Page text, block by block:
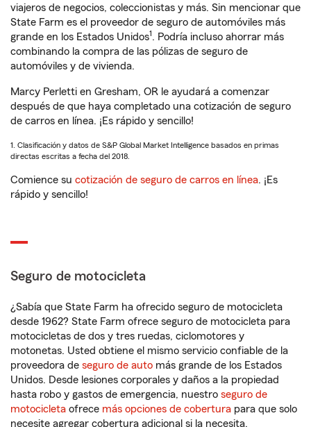
viajeros de negocios, coleccionistas y más. Sin mencionar que
State Farm es el proveedor de seguro de automóviles más
grande en los Estados Unidos1. Podría incluso ahorrar más
combinando la compra de las pólizas de seguro de
automóviles y de vivienda.
Marcy Perletti en Gresham, OR le ayudará a comenzar
después de que haya completado una cotización de seguro
de carros en línea. ¡Es rápido y sencillo!
1. Clasificación y datos de S&P Global Market Intelligence basados en primas
directas escritas a fecha del 2018.
Comience su cotización de seguro de carros en línea. ¡Es
rápido y sencillo!
Seguro de motocicleta
¿Sabía que State Farm ha ofrecido seguro de motocicleta
desde 1962? State Farm ofrece seguro de motocicleta para
motocicletas de dos y tres ruedas, ciclomotores y
motonetas. Usted obtiene el mismo servicio confiable de la
proveedora de seguro de auto más grande de los Estados
Unidos. Desde lesiones corporales y daños a la propiedad
hasta robo y gastos de emergencia, nuestro seguro de
motocicleta ofrece más opciones de cobertura para que solo
necesite agregar cobertura adicional si la necesita.